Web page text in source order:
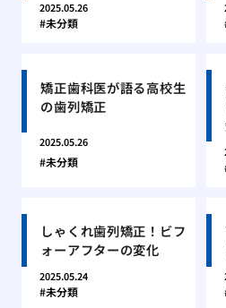
2025.05.26
未分類
矯正歯科医が語る高校生
の歯列矯正
2025.05.26
未分類
しゃくれ歯列矯正！ビフ
ォーアフターの変化
2025.05.24
未分類